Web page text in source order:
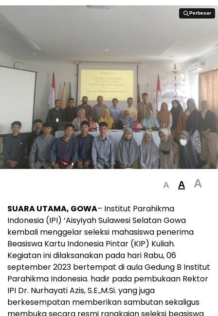
Perbesar
Perbesar
A A A
SUARA UTAMA, GOWA– Institut Parahikma
Indonesia (IPI) ‘Aisyiyah Sulawesi Selatan Gowa
kembali menggelar seleksi mahasiswa penerima
Beasiswa Kartu Indonesia Pintar (KIP) Kuliah.
Kegiatan ini dilaksanakan pada hari Rabu, 06
september 2023 bertempat di aula Gedung B Institut
Parahikma Indonesia. hadir pada pembukaan Rektor
IPI Dr. Nurhayati Azis, S.E.,M.Si. yang juga
berkesempatan memberikan sambutan sekaligus
membuka secara resmi rangkaian seleksi beasiswa